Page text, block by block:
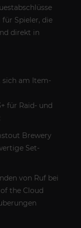
Spieler, die
direkt in
sich am Item-
für Raid- und
Brewery
Set-
von Ruf bei
the Cloud